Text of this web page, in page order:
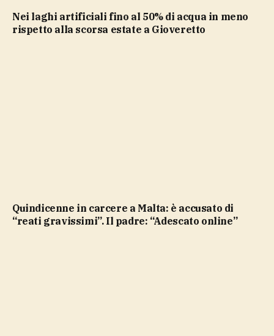
Nei laghi artificiali fino al 50% di acqua in meno
rispetto alla scorsa estate a Gioveretto
Quindicenne in carcere a Malta: è accusato di
“reati gravissimi”. Il padre: “Adescato online”